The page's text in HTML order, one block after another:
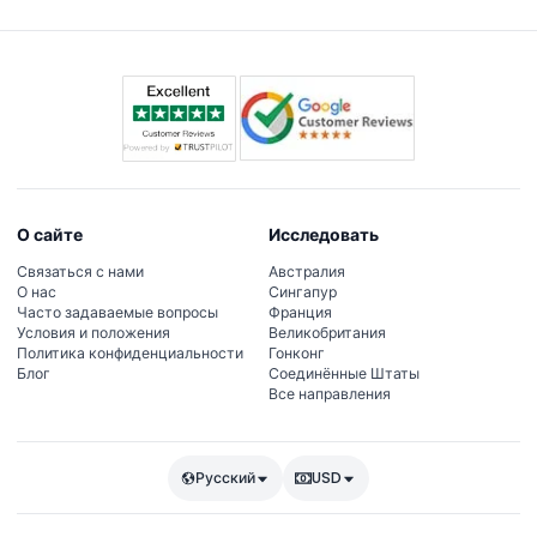
О сайте
Связаться с нами
О нас
Часто задаваемые вопросы
Условия и положения
Политика конфиденциальности
Блог
Исследовать
Австралия
Сингапур
Франция
Великобритания
Гонконг
Соединённые Штаты
Все направления
Русский USD